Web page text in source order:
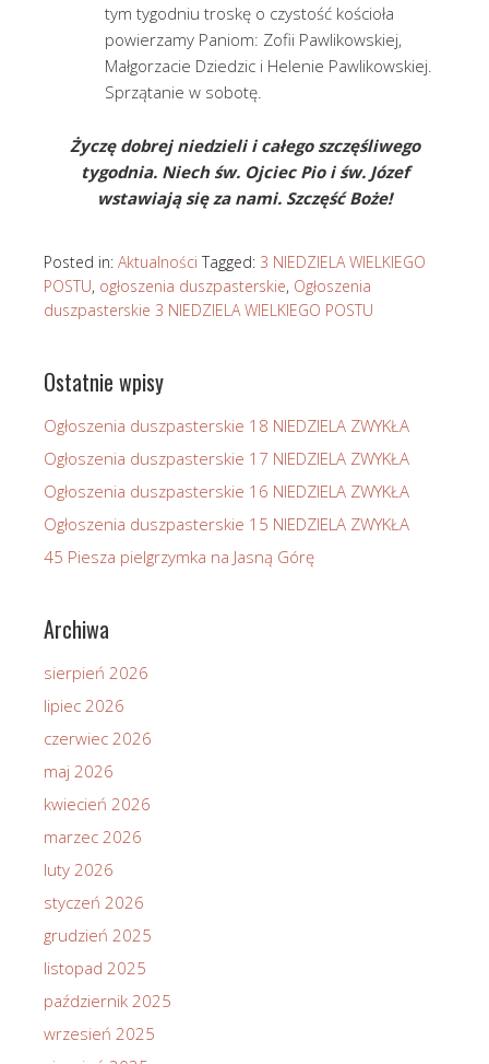
tym tygodniu troskę o czystość kościoła
powierzamy Paniom: Zofii Pawlikowskiej,
Małgorzacie Dziedzic i Helenie Pawlikowskiej.
Sprzątanie w sobotę.
Życzę dobrej niedzieli i całego szczęśliwego
tygodnia. Niech św. Ojciec Pio i św. Józef
wstawiają się za nami. Szczęść Boże!
Posted in: Aktualności Tagged: 3 NIEDZIELA WIELKIEGO
POSTU, ogłoszenia duszpasterskie, Ogłoszenia
duszpasterskie 3 NIEDZIELA WIELKIEGO POSTU
Ostatnie wpisy
Ogłoszenia duszpasterskie 18 NIEDZIELA ZWYKŁA
Ogłoszenia duszpasterskie 17 NIEDZIELA ZWYKŁA
Ogłoszenia duszpasterskie 16 NIEDZIELA ZWYKŁA
Ogłoszenia duszpasterskie 15 NIEDZIELA ZWYKŁA
45 Piesza pielgrzymka na Jasną Górę
Archiwa
sierpień 2026
lipiec 2026
czerwiec 2026
maj 2026
kwiecień 2026
marzec 2026
luty 2026
styczeń 2026
grudzień 2025
listopad 2025
październik 2025
wrzesień 2025